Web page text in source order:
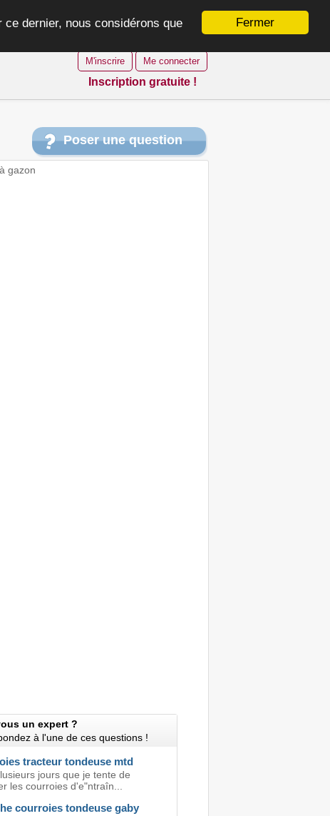
Fermer
dernier, nous considérons que
M'inscrire Me connecter
Inscription gratuite !
Poser une question
gazon
un expert ?
à l'une de ces questions !
tracteur tondeuse mtd
jours que je tente de
les courroies d'e"ntraîn...
courroies tondeuse gaby